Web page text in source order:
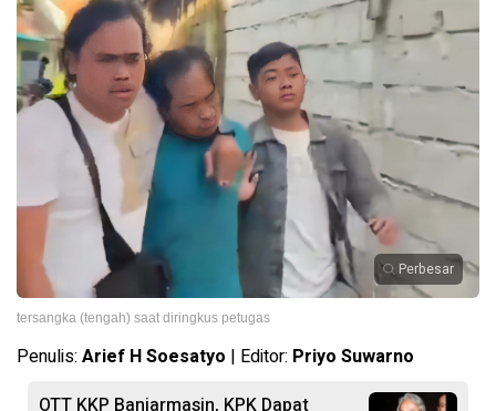
Perbesar
tersangka (tengah) saat diringkus petugas
Penulis: Arief H Soesatyo | Editor: Priyo Suwarno